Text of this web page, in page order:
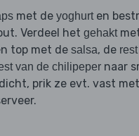
met de yoghurten
Verdeel het gehakt
top met de salsa, de
van de chilipeper naar
dicht, prik ze evt. vast